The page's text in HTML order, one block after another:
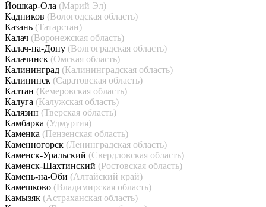
Йошкар-Ола (Марий Эл)
Кадников (Вологодская область)
Казань (Татарстан)
Калач (Воронежская область)
Калач-на-Дону (Волгоградская область)
Калачинск (Омская область)
Калининград (Калининградская область)
Калининск (Саратовская область)
Калтан (Кемеровская область)
Калуга (Калужская область)
Калязин (Тверская область)
Камбарка (Удмуртия)
Каменка (Пензенская область)
Каменногорск (Ленинградская область)
Каменск-Уральский (Свердловская область)
Каменск-Шахтинский (Ростовская область)
Камень-на-Оби (Алтайский край)
Камешково (Владимирская область)
Камызяк (Астраханская область)